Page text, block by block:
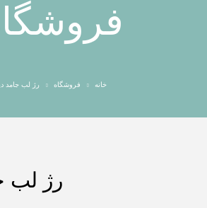
خانه فروشگاه رژ لب جامد
رژ لب